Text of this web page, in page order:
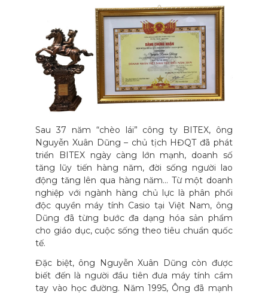
Sau 37 năm “chèo lái” công ty BITEX, ông
Nguyễn Xuân Dũng – chủ tịch HĐQT đã phát
triển BITEX ngày càng lớn mạnh, doanh số
tăng lũy tiến hàng năm, đời sống người lao
động tăng lên qua hàng năm... Từ một doanh
nghiệp với ngành hàng chủ lực là phân phối
độc quyền máy tính Casio tại Việt Nam, ông
Dũng đã từng bước đa dạng hóa sản phẩm
cho giáo dục, cuộc sống theo tiêu chuẩn quốc
tế.
Đặc biệt, ông Nguyễn Xuân Dũng còn được
biết đến là người đầu tiên đưa máy tính cầm
tay vào học đường. Năm 1995, Ông đã mạnh